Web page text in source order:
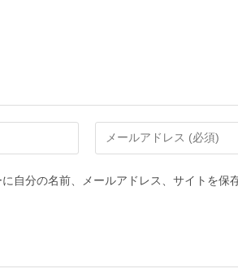
自分の名前、メールアドレス、サイトを保存